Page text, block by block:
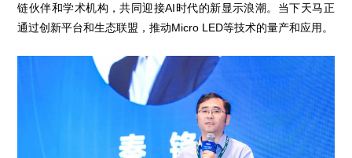
链伙伴和学术机构，共同迎接AI时代的新显示浪潮。当下天马正
通过创新平台和生态联盟，推动Micro LED等技术的量产和应用。